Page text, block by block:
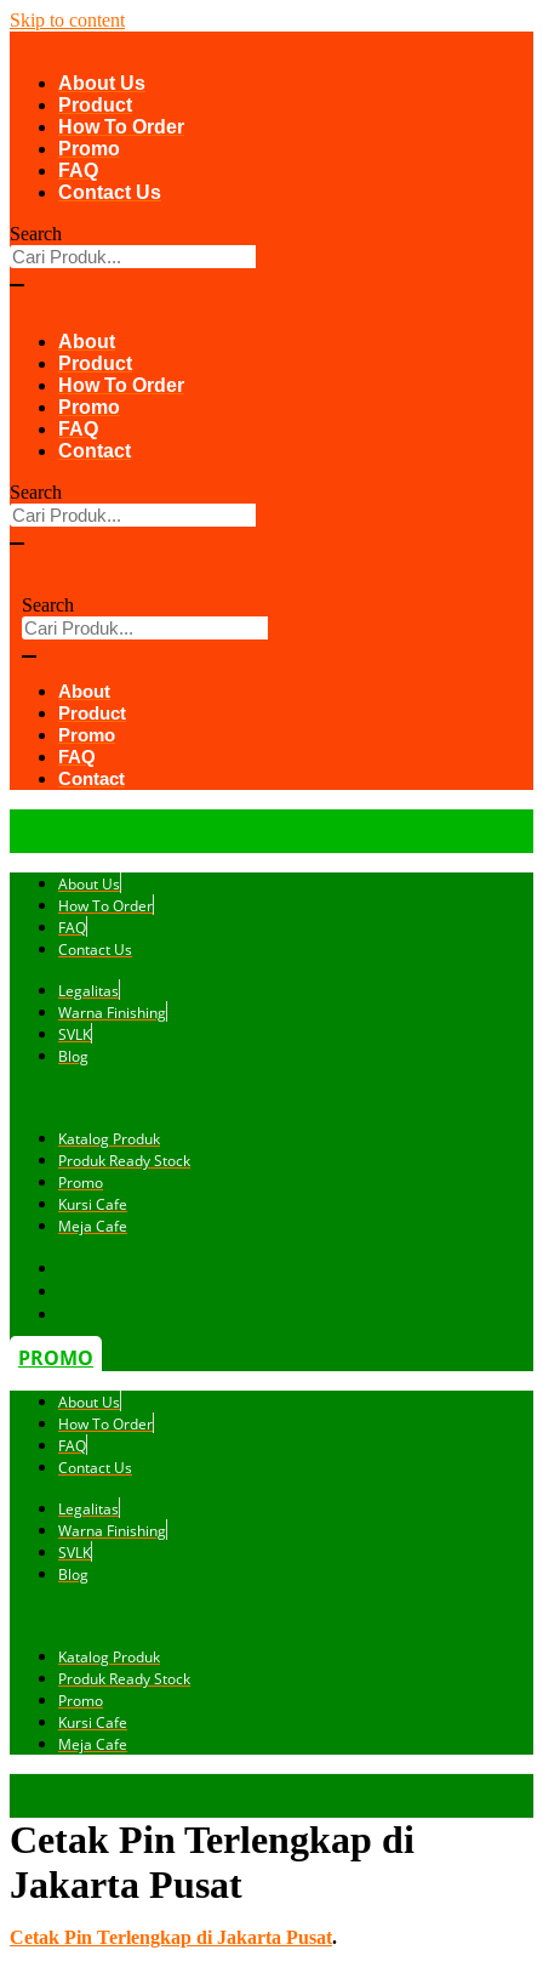
Skip to content
About Us
Product
How To Order
Promo
FAQ
Contact Us
Search
About
Product
How To Order
Promo
FAQ
Contact
Search
Search
About
Product
Promo
FAQ
Contact
About Us
How To Order
FAQ
Contact Us
Legalitas
Warna Finishing
SVLK
Blog
Katalog Produk
Produk Ready Stock
Promo
Kursi Cafe
Meja Cafe
PROMO
About Us
How To Order
FAQ
Contact Us
Legalitas
Warna Finishing
SVLK
Blog
Katalog Produk
Produk Ready Stock
Promo
Kursi Cafe
Meja Cafe
Cetak Pin Terlengkap di
Jakarta Pusat
Cetak Pin Terlengkap di Jakarta Pusat.